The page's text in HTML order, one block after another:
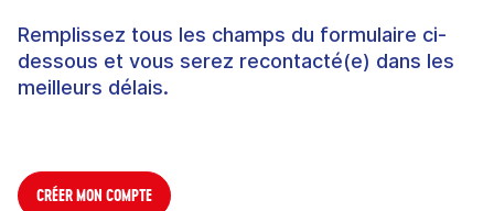
Remplissez tous les champs du formulaire ci-
dessous et vous serez recontacté(e) dans les
meilleurs délais.
CRÉER MON COMPTE